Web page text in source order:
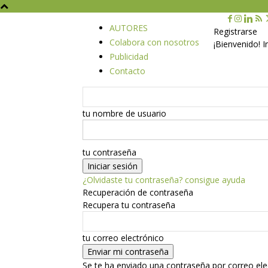
AUTORES
Colabora con nosotros
Publicidad
Contacto
Registrarse
¡Bienvenido!
tu nombre de usuario
tu contraseña
¿Olvidaste tu contraseña? consigue ayuda
Recuperación de contraseña
Recupera tu contraseña
tu correo electrónico
Se te ha enviado una contraseña por correo